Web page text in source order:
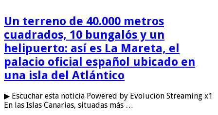
Un terreno de 40.000 metros
cuadrados, 10 bungalós y un
helipuerto: así es La Mareta, el
palacio oficial español ubicado en
una isla del Atlántico
▶ Escuchar esta noticia Powered by Evolucion Streaming x1
En las Islas Canarias, situadas más …